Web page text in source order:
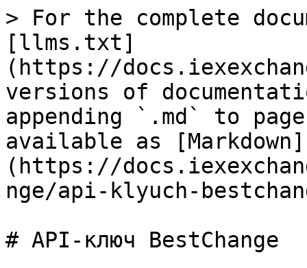
> For the complete
[llms.txt]
(https://
versions of
appending `.md` to
available as [Markdown]
(https://
nge/api-klyuch-
# API-ключ BestChange